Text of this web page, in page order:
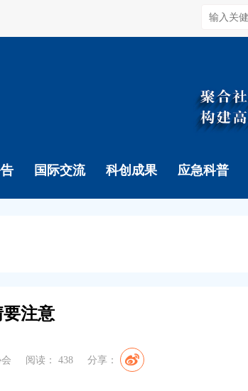
国际交流 科创成果 应急科普
注意
阅读： 438 分享：